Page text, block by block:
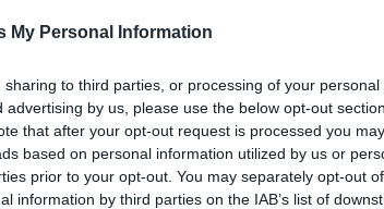
My Personal Information
to third parties, or processing of your personal
by us, please use the below opt-out
that after your opt-out request is processed you may
based on personal information utilized by us or
prior to your opt-out. You may separately opt-out
information by third parties on the IAB’s list of
LED en Baja es ve blanco, ligeramente
sean diferentes pero se nota, a alguien mas
2018, entonces me dicen que es normal y
del cambio de color, ya que esa Q5 no tenia ni